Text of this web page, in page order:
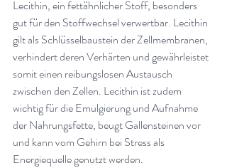
Lecithin, ein fettähnlicher Stoff, besonders
gut für den Stoffwechsel verwertbar. Lecithin
gilt als Schlüsselbaustein der Zellmembranen,
verhindert deren Verhärten und gewährleistet
somit einen reibungslosen Austausch
zwischen den Zellen. Lecithin ist zudem
wichtig für die Emulgierung und Aufnahme
der Nahrungsfette, beugt Gallensteinen vor
und kann vom Gehirn bei Stress als
Energiequelle genutzt werden.